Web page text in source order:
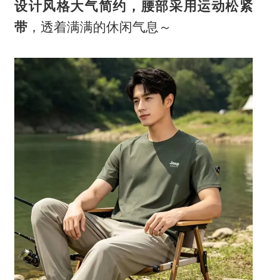
设计风格大气简约，腰部采用运动松紧
带，透着满满的休闲气息～